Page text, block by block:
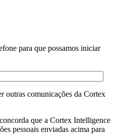
para que possamos iniciar
outras comunicações da Cortex
que a Cortex Intelligence
pessoais enviadas acima para